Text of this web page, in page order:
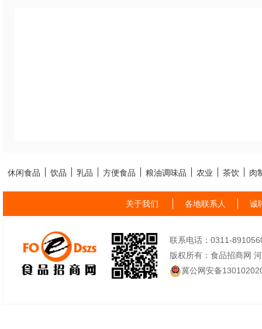
休闲食品 饮品 乳品 方便食品 粮油调味品 农业 茶饮 肉
关于我们 各地联系人 诚
联系电话：0311-
版权所有：食品招商网
冀公网安备